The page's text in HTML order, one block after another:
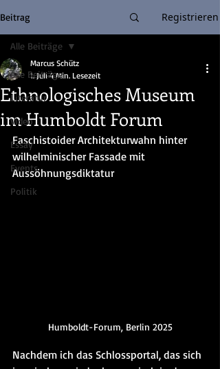
Beitrag Registrieren
Alle Beiträge
Literatur
Video
Essay
Events
Politik
Alle Beiträge
Ethnologisches Museum
im Humboldt Forum
Marcus Schütz
1. Juli 4 Min. Lesezeit
Faschistoider Architekturwahn hinter
wilhelminischer Fassade mit
Aussöhnungsdiktatur
Humboldt-Forum, Berlin 2025
Nachdem ich das Schlossportal, das sich